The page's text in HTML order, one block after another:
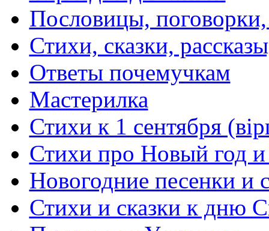
Пословицы,
Стихи, сказки,
Ответы почемучкам
Мастерилка
Стихи к 1 сентября
Стихи про Новый год
Новогодние песенки и
Стихи и сказки к дню